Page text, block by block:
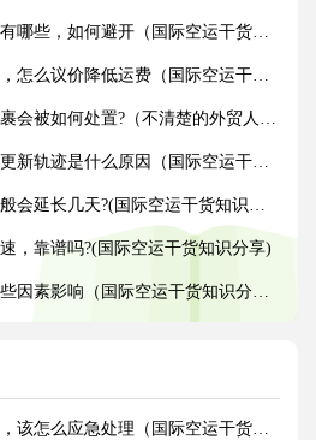
，如何避开（国际空运干货知识分享）
议价降低运费（国际空运干货知识分享）
如何处置?（不清楚的外贸人看过来）
迹是什么原因（国际空运干货知识分享）
延长几天?(国际空运干货知识分享)
，靠谱吗?(国际空运干货知识分享)
素影响（国际空运干货知识分享）
么应急处理（国际空运干货知识分享）